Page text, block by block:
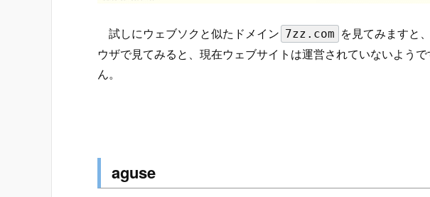
試しにウェブソクと似たドメイン 7zz.com を見てみますと
ウザで見てみると、現在ウェブサイトは運営されていないようで
ん。
aguse